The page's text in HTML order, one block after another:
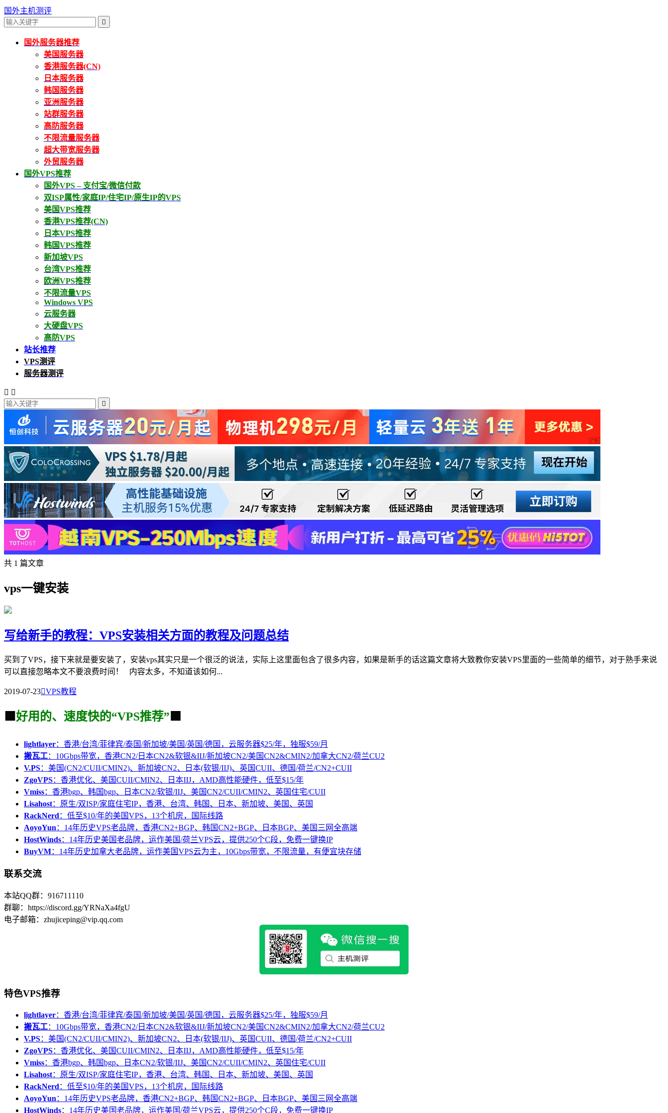
国外主机测评

国外服务器推荐
美国服务器
香港服务器(CN)
日本服务器
韩国服务器
亚洲服务器
站群服务器
高防服务器
不限流量服务器
超大带宽服务器
外贸服务器
国外VPS推荐
国外VPS – 支付宝/微信付款
双ISP属性/家庭IP/住宅IP/原生IP的VPS
美国VPS推荐
香港VPS推荐(CN)
日本VPS推荐
韩国VPS推荐
新加坡VPS
台湾VPS推荐
欧洲VPS推荐
不限流量VPS
Windows VPS
云服务器
大硬盘VPS
高防VPS
站长推荐
VPS测评
服务器测评
 

共 1 篇文章
vps一键安装
写给新手的教程：VPS安装相关方面的教程及问题总结
买到了VPS，接下来就是要安装了，安装vps其实只是一个很泛的说法，实际上这里面包含了很多内容，如果是新手的话这篇文章将大致教你安装VPS里面的一些简单的细节，对于熟手来说
可以直接忽略本文不要浪费时间！ 内容太多，不知道该如何...
2019-07-23VPS教程
🟩 好用的、速度快的“VPS推荐” 🟩
lightlayer：香港/台湾/菲律宾/泰国/新加坡/美国/英国/德国，云服务器$25/年，独服$59/月
搬瓦工：10Gbps带宽，香港CN2/日本CN2&软银&IIJ/新加坡CN2/美国CN2&CMIN2/加拿大CN2/荷兰CU2
V.PS：美国(CN2/CUII/CMIN2)、新加坡CN2、日本(软银/IIJ)、英国CUII、德国/荷兰/CN2+CUII
ZgoVPS：香港优化、美国CUII/CMIN2、日本IIJ，AMD高性能硬件，低至$15/年
Vmiss：香港bgp、韩国bgp、日本CN2/软银/IIJ、美国CN2/CUII/CMIN2、英国住宅/CUII
Lisahost：原生/双ISP/家庭住宅IP，香港、台湾、韩国、日本、新加坡、美国、英国
RackNerd：低至$10/年的美国VPS，13个机房，国际线路
AoyoYun：14年历史VPS老品牌，香港CN2+BGP、韩国CN2+BGP、日本BGP、美国三网全高端
HostWinds：14年历史美国老品牌，运作美国/荷兰VPS云，提供250个C段，免费一键换IP
BuyVM：14年历史加拿大老品牌，运作美国VPS云为主，10Gbps带宽，不限流量，有便宜块存储
联系交流
本站QQ群：916711110
群聊：https://discord.gg/YRNaXa4fgU
电子邮箱：zhujiceping@vip.qq.com
特色VPS推荐
lightlayer：香港/台湾/菲律宾/泰国/新加坡/美国/英国/德国，云服务器$25/年，独服$59/月
搬瓦工：10Gbps带宽，香港CN2/日本CN2&软银&IIJ/新加坡CN2/美国CN2&CMIN2/加拿大CN2/荷兰CU2
V.PS：美国(CN2/CUII/CMIN2)、新加坡CN2、日本(软银/IIJ)、英国CUII、德国/荷兰/CN2+CUII
ZgoVPS：香港优化、美国CUII/CMIN2、日本IIJ，AMD高性能硬件，低至$15/年
Vmiss：香港bgp、韩国bgp、日本CN2/软银/IIJ、美国CN2/CUII/CMIN2、英国住宅/CUII
Lisahost：原生/双ISP/家庭住宅IP，香港、台湾、韩国、日本、新加坡、美国、英国
RackNerd ：低至$10/年的美国VPS，13个机房，国际线路
AoyoYun ：14年历史VPS老品牌，香港CN2+BGP、韩国CN2+BGP、日本BGP、美国三网全高端
HostWinds：14年历史美国老品牌，运作美国/荷兰VPS云，提供250个C段，免费一键换IP